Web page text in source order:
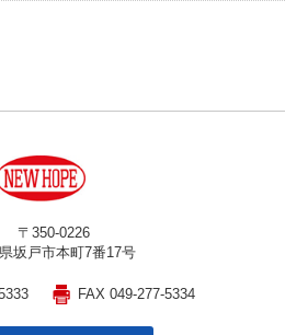
〒350-0226
坂戸市本町7番17号
FAX 049-277-5334